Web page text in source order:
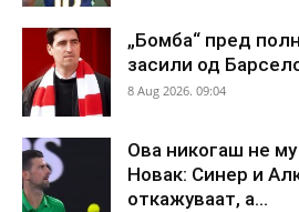
„Бомба“ пред
засили од
8 Aug 2026. 09:04
Ова никогаш не
Новак: Синер и
откажуваат, а...